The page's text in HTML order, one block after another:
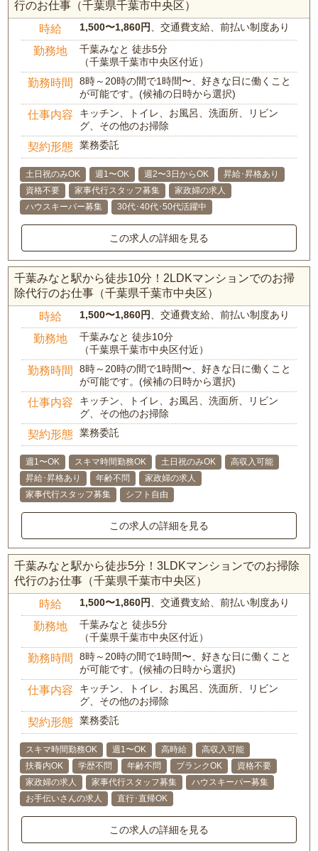
行のお仕事（千葉県千葉市中央区）
時給 1,500〜1,860円、交通費支給、前払い制度あり
勤務地
千葉みなと 徒歩5分
（千葉県千葉市中央区付近）
勤務時間
8時～20時の間で1時間〜、好きな日に働くこと
が可能です。(候補の日時から選択)
仕事内容
キッチン、トイレ、お風呂、洗面所、リビン
グ、その他のお掃除
契約形態 業務委託
土日祝のみOK 週1〜OK 週2〜3日からOK
昇給･昇格あり
資格不要
家事代行スタッフ募集
家政婦の求人
ハウスキーパー募集
30代･40代･50代活躍中
この求人の詳細を見る
千葉みなと駅から徒歩10分！2LDKマンションでのお掃
除代行のお仕事（千葉県千葉市中央区）
時給 1,500〜1,860円、交通費支給、前払い制度あり
勤務地
千葉みなと 徒歩10分
（千葉県千葉市中央区付近）
勤務時間
8時～20時の間で1時間〜、好きな日に働くこと
が可能です。(候補の日時から選択)
仕事内容
キッチン、トイレ、お風呂、洗面所、リビン
グ、その他のお掃除
契約形態 業務委託
週1〜OK スキマ時間勤務OK 土日祝のみOK
高収入可能
昇給･昇格あり
年齢不問
家政婦の求人
家事代行スタッフ募集
シフト自由
この求人の詳細を見る
千葉みなと駅から徒歩5分！3LDKマンションでのお掃除
代行のお仕事（千葉県千葉市中央区）
時給 1,500〜1,860円、交通費支給、前払い制度あり
勤務地
千葉みなと 徒歩5分
（千葉県千葉市中央区付近）
勤務時間
8時～20時の間で1時間〜、好きな日に働くこと
が可能です。(候補の日時から選択)
仕事内容
キッチン、トイレ、お風呂、洗面所、リビン
グ、その他のお掃除
契約形態 業務委託
スキマ時間勤務OK 週1〜OK 高時給
高収入可能
扶養内OK
学歴不問 年齢不問 ブランクOK
資格不要
家政婦の求人
家事代行スタッフ募集
ハウスキーパー募集
お手伝いさんの求人
直行･直帰OK
この求人の詳細を見る